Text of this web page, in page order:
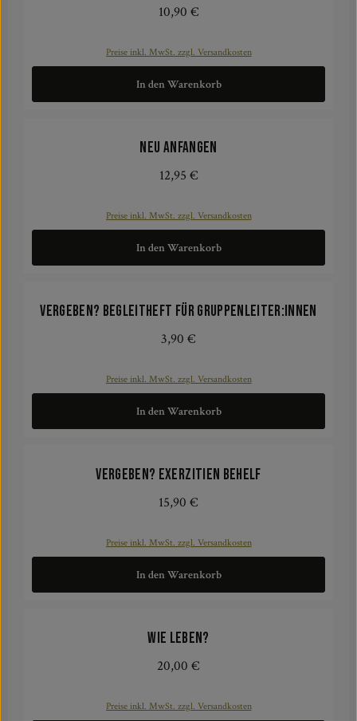
Regulärer Preis:
10,90 €
Preise inkl. MwSt. zzgl. Versandkosten
In den Warenkorb
Neu anfangen
Regulärer Preis:
12,95 €
Preise inkl. MwSt. zzgl. Versandkosten
In den Warenkorb
vergeben? Begleitheft für Gruppenleiter:innen
Regulärer Preis:
3,90 €
Preise inkl. MwSt. zzgl. Versandkosten
In den Warenkorb
vergeben? Exerzitien Behelf
Regulärer Preis:
15,90 €
Preise inkl. MwSt. zzgl. Versandkosten
In den Warenkorb
Wie leben?
Regulärer Preis:
20,00 €
Preise inkl. MwSt. zzgl. Versandkosten